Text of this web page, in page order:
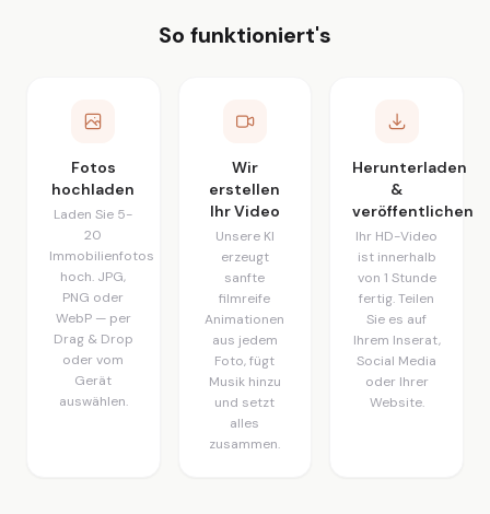
So funktioniert's
Fotos
hochladen
Laden Sie 5-
20
Immobilienfotos
hoch. JPG,
PNG oder
WebP — per
Drag & Drop
oder vom
Gerät
auswählen.
Wir
erstellen
Ihr Video
Unsere KI
erzeugt
sanfte
filmreife
Animationen
aus jedem
Foto, fügt
Musik hinzu
und setzt
alles
zusammen.
Herunterladen
&
veröffentlichen
Ihr HD-Video
ist innerhalb
von 1 Stunde
fertig. Teilen
Sie es auf
Ihrem Inserat,
Social Media
oder Ihrer
Website.